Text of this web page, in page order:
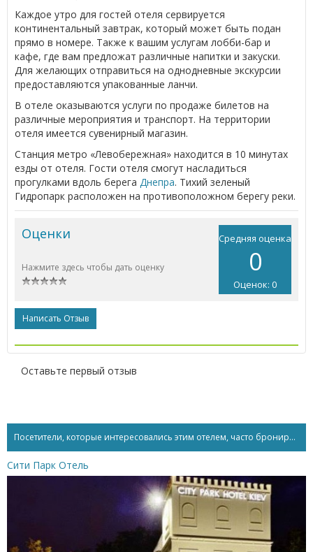
Каждое утро для гостей отеля сервируется
континентальный завтрак, который может быть подан
прямо в номере. Также к вашим услугам лобби-бар и
кафе, где вам предложат различные напитки и закуски.
Для желающих отправиться на однодневные экскурсии
предоставляются упакованные ланчи.
В отеле оказываются услуги по продаже билетов на
различные мероприятия и транспорт. На территории
отеля имеется сувенирный магазин.
Станция метро «Левобережная» находится в 10 минутах
езды от отеля. Гости отеля смогут насладиться
прогулками вдоль берега Днепра. Тихий зеленый
Гидропарк расположен на противоположном берегу реки.
Средняя оценка
0
Оценок: 0
Оценки
Нажмите здесь чтобы дать оценку
Написать Отзыв
Оставьте первый отзыв
Посетители, которые интересовались этим отелем, часто бронируют...
Сити Парк Отель